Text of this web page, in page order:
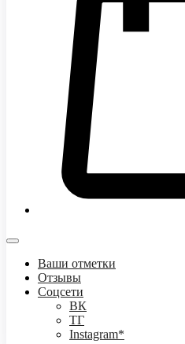
Ваши отметки
Отзывы
Соцсети
ВК
ТГ
Instagram*